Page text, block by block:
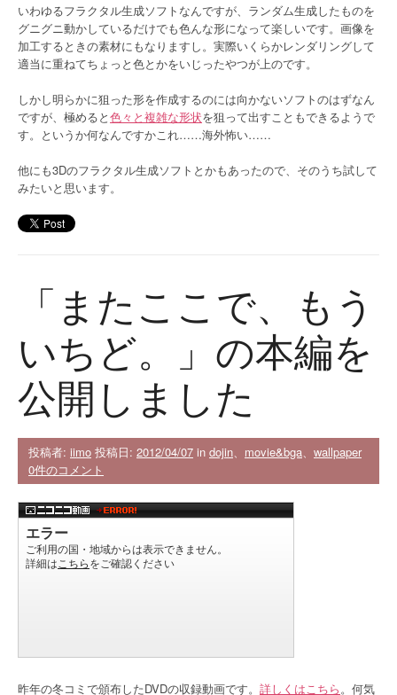
いわゆるフラクタル生成ソフトなんですが、ランダム生成したものを
グニグニ動かしているだけでも色んな形になって楽しいです。画像を
加工するときの素材にもなりますし。実際いくらかレンダリングして
適当に重ねてちょっと色とかをいじったやつが上のです。
しかし明らかに狙った形を作成するのには向かないソフトのはずなん
ですが、極めると色々と複雑な形状を狙って出すこともできるようで
す。というか何なんですかこれ……海外怖い……
他にも3Dのフラクタル生成ソフトとかもあったので、そのうち試して
みたいと思います。
「またここで、もう
いちど。」の本編を
公開しました
投稿者: iimo 投稿日: 2012/04/07 in dojin、 movie&bga、 wallpaper
0件のコメント
昨年の冬コミで頒布したDVDの収録動画です。 詳しくはこちら。何気